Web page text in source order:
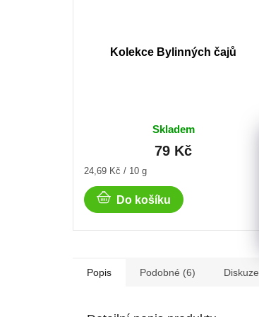
Kolekce Bylinných čajů
Skladem
79 Kč
Měrná
24,69 Kč / 10 g
Do košíku
Popis Podobné (6) Diskuze